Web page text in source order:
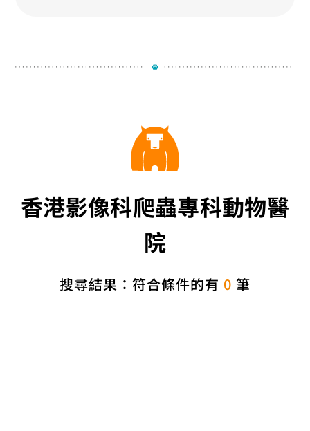
香港影像科爬蟲專科動物醫
院
搜尋結果：符合條件的有 0 筆